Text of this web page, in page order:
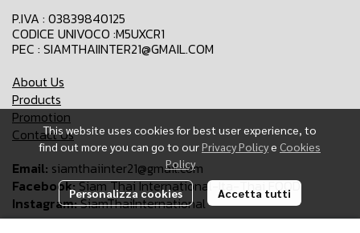
This website uses cookies for best user experience, to
find out more you can go to ourPrivacy Policye Cookies
Policy
Personalizza cookies Accetta tutti
P.IVA : 03839840125
CODICE UNIVOCO :M5UXCR1
PEC : SIAMTHAIINTER21@GMAIL.COM
About Us
Products
Promotion
Contact Us
Email: siamthaiinter21@gmail.com
Facebook:Siam Thai International-Ita-Thai FOOD
Instagram:SiamThaiInternational